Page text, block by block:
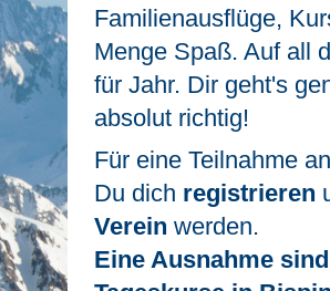
Familienausflüge,
Menge Spaß. Auf all
für Jahr. Dir geht's
absolut richtig!
Für eine Teilnahme
Du dich registrieren
Verein werden.
Eine Ausnahme